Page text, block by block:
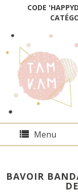
CODE
Menu
BAVOIR